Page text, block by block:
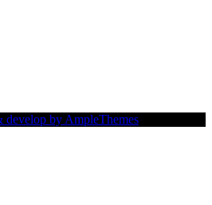
develop by AmpleThemes